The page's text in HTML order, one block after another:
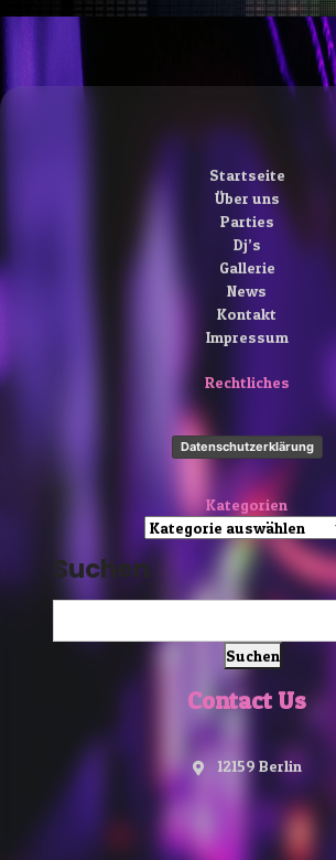
Startseite
Über uns
Parties
Dj’s
Gallerie
News
Kontakt
Impressum
Rechtliches
Datenschutzerklärung
Kategorien
Suchen
Suchen
Contact Us
12159 Berlin